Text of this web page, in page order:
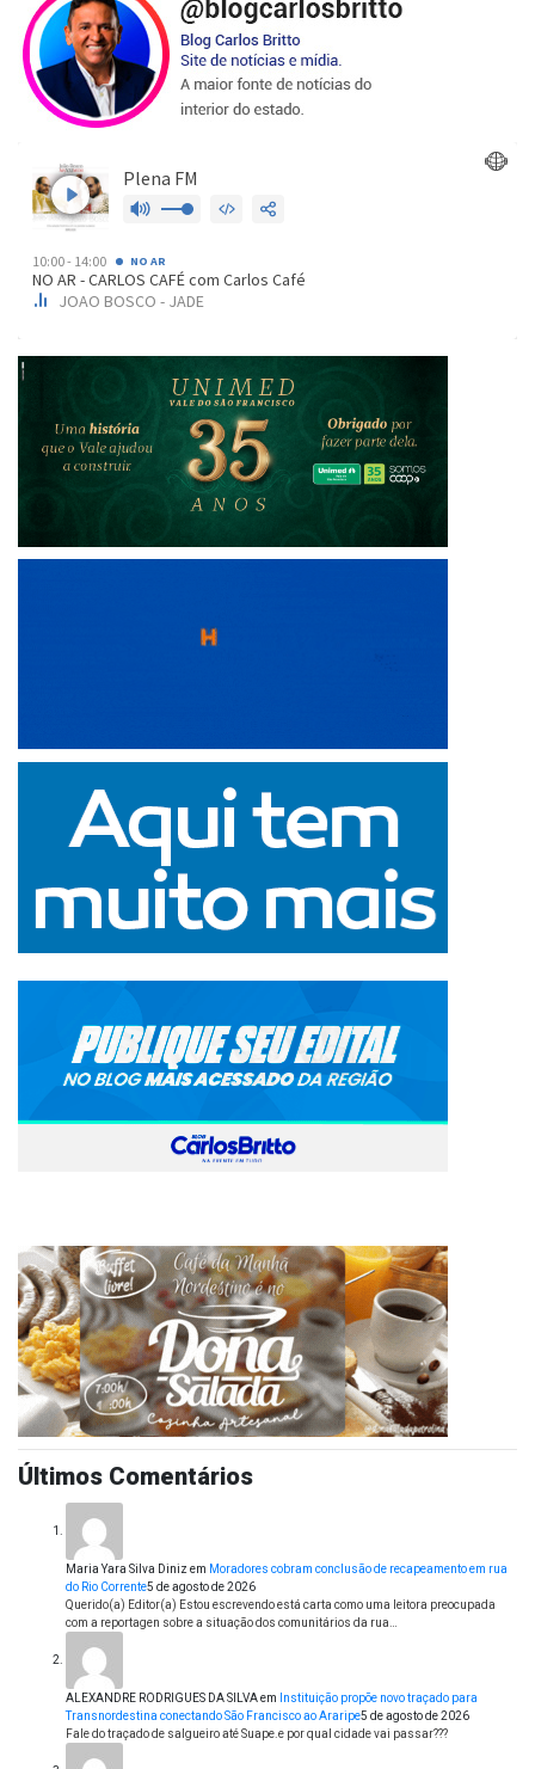
Últimos Comentários
Maria Yara Silva Dinizem Moradores cobram conclusão de recapeamento em rua
do Rio Corrente5 de agosto de 2026
Querido(a) Editor(a) Estou escrevendo está carta como uma leitora preocupada
com a reportagen sobre a situação dos comunitários da rua…
ALEXANDRE RODRIGUES DA SILVAem
Instituição propõe novo traçado para
Transnordestina conectando São Francisco ao Araripe5 de agosto de 2026
Fale do traçado de salgueiro até Suape.e por qual cidade vai passar???